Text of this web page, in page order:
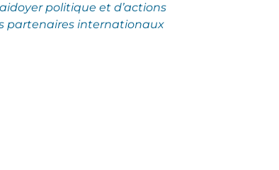
politique et d’actions
partenaires internationaux